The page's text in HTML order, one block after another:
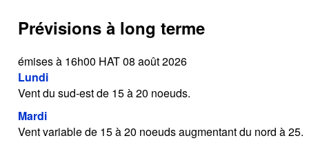
Prévisions à long terme
émises à 16h00 HAT 08 août 2026
Lundi
Vent du sud-est de 15 à 20 noeuds.
Mardi
Vent variable de 15 à 20 noeuds augmentant du nord à 25.